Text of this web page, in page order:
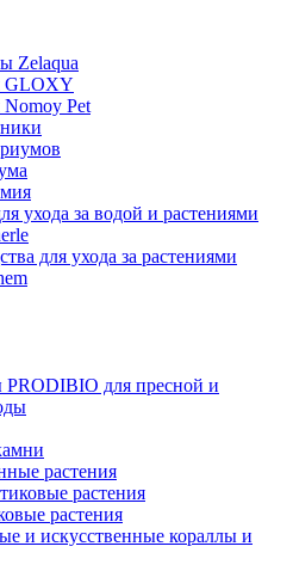
Zelaqua
GLOXY
Pet
ухода за водой и растениями
для ухода за растениями
PRODIBIO для пресной и
растения
растения
растения
и искусственные кораллы и